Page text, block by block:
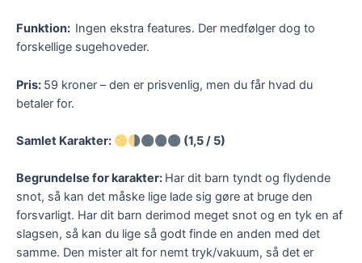
Funktion: Ingen ekstra features. Der medfølger dog to
forskellige sugehoveder.
Pris: 59 kroner – den er prisvenlig, men du får hvad du
betaler for.
Samlet Karakter: (1,5 / 5)
Begrundelse for karakter: Har dit barn tyndt og flydende
snot, så kan det måske lige lade sig gøre at bruge den
forsvarligt. Har dit barn derimod meget snot og en tyk en af
slagsen, så kan du lige så godt finde en anden med det
samme. Den mister alt for nemt tryk/vakuum, så det er